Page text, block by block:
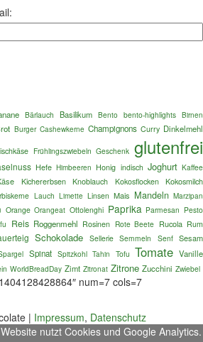
Bärlauch Basilikum Bento bento-highlights Birnen
Burger Cashewkerne Champignons Curry Dinkelmehl
Frühlingszwiebeln Geschenk glutenfrei
Hefe Himbeeren Honig indisch Joghurt Kaffee
Kichererbsen Knoblauch Kokosflocken Kokosmilch
Lauch Limette Linsen Mais Mandeln Marzipan
Orange Orangeat Ottolenghi Paprika Parmesan Pesto
Reis Roggenmehl Rosinen Rote Beete Rucola Rum
Schokolade Sellerie Semmeln Senf Sesam
Spinat Spitzkohl Tahin Tofu Tomate Vanille
WorldBreadDay Zimt Zitronat Zitrone Zucchini Zwiebel
num=7 cols=7
| Impressum, Datenschutz
nutzt Cookies und Google Analytics.